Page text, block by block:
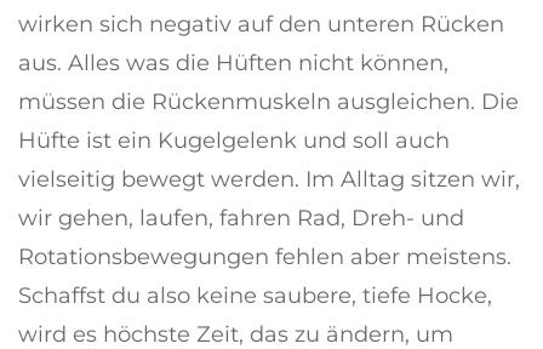
wirken sich negativ auf den unteren Rücken
aus. Alles was die Hüften nicht können,
müssen die Rückenmuskeln ausgleichen. Die
Hüfte ist ein Kugelgelenk und soll auch
vielseitig bewegt werden. Im Alltag sitzen wir,
wir gehen, laufen, fahren Rad, Dreh- und
Rotationsbewegungen fehlen aber meistens.
Schaffst du also keine saubere, tiefe Hocke,
wird es höchste Zeit, das zu ändern, um